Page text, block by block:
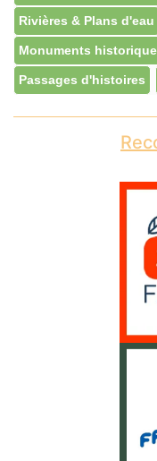
Rivières & Plans d'eau
Monuments
Passages d'histoires